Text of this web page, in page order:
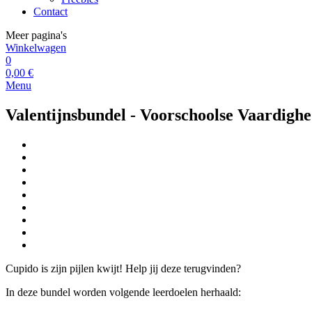
Contact
Meer pagina's
Winkelwagen
0
0,00 €
Menu
Valentijnsbundel - Voorschoolse
Cupido is zijn pijlen kwijt! Help jij deze terugvinden?
In deze bundel worden volgende leerdoelen herhaald: